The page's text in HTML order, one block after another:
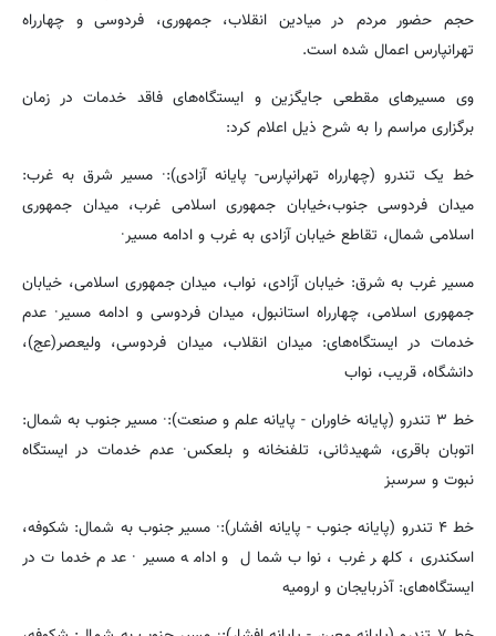
حجم حضور مردم در میادین انقلاب، جمهوری، فردوسی و چهارراه
تهرانپارس اعمال شده است.
وی مسیرهای مقطعی جایگزین و ایستگاه‌های فاقد خدمات در زمان
برگزاری مراسم را به شرح ذیل اعلام کرد:
خط یک تندرو (چهارراه تهرانپارس- پایانه آزادی):· مسیر شرق به غرب:
میدان فردوسی جنوب،خیابان جمهوری اسلامی غرب، میدان جمهوری
اسلامی شمال، تقاطع خیابان آزادی به غرب و ادامه مسیر·
مسیر غرب به شرق: خیابان آزادی، نواب، میدان جمهوری اسلامی، خیابان
جمهوری اسلامی، چهارراه استانبول، میدان فردوسی و ادامه مسیر· عدم
خدمات در ایستگاه‌های: میدان انقلاب، میدان فردوسی، ولیعصر(عج)،
دانشگاه، قریب، نواب
خط ۳ تندرو (پایانه خاوران - پایانه علم و صنعت):· مسیر جنوب به شمال:
اتوبان باقری، شهیدثانی، تلفنخانه و بلعکس· عدم خدمات در ایستگاه
نبوت و سرسبز
خط ۴ تندرو (پایانه جنوب - پایانه افشار):· مسیر جنوب به شمال: شکوفه،
اسکندری، کلهر غرب، نواب شمال و ادامه مسیر· عدم خدمات در
ایستگاه‌های: آذربایجان و ارومیه